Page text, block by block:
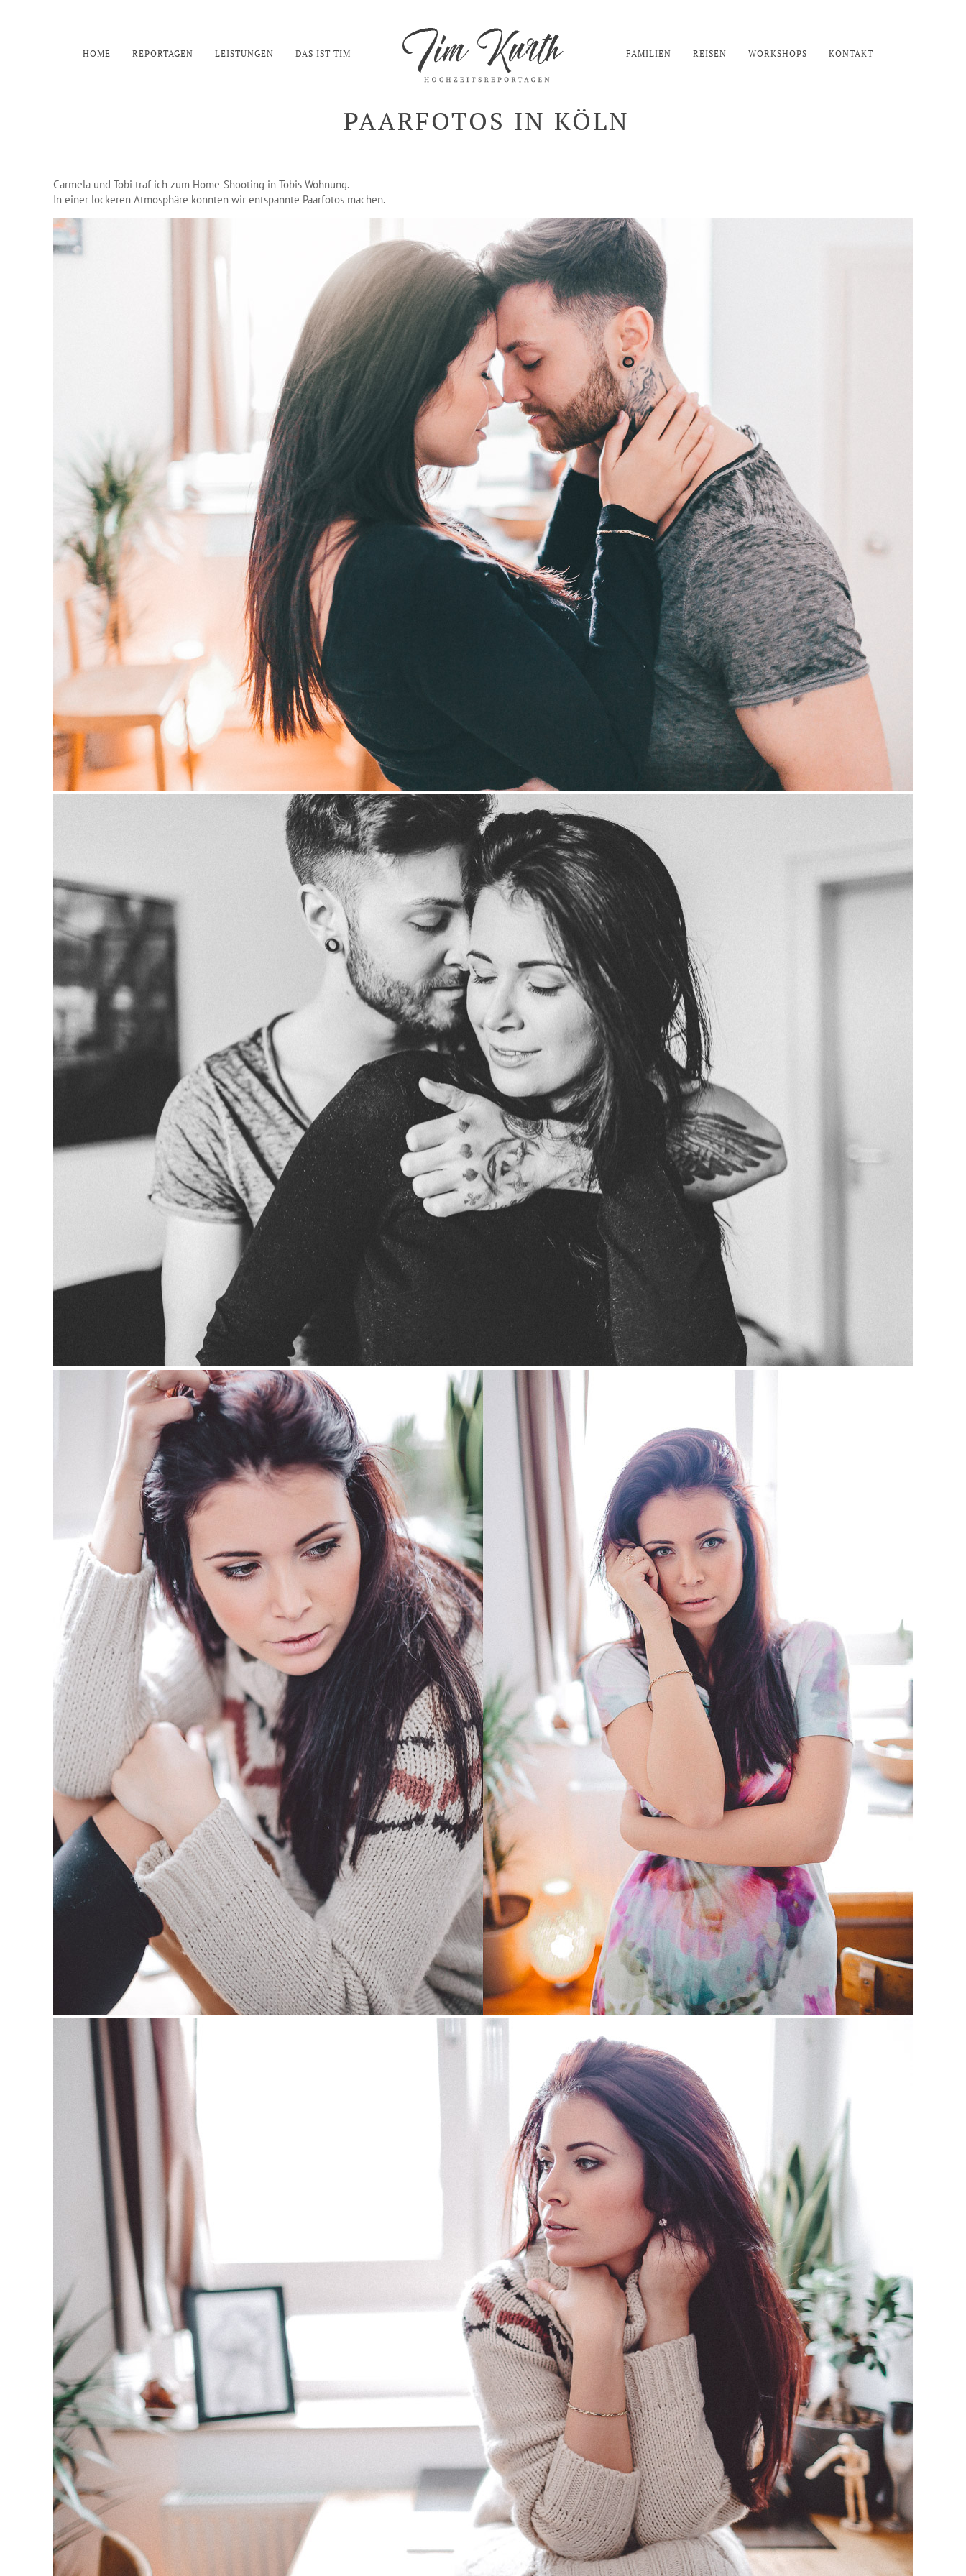
HOME REPORTAGEN LEISTUNGEN DAS IST TIM FAMILIEN REISEN WORKSHOPS KONTAKT
PAARFOTOS IN KÖLN
Carmela und Tobi traf ich zum Home-Shooting in Tobis Wohnung.
In einer lockeren Atmosphäre konnten wir entspannte Paarfotos machen.